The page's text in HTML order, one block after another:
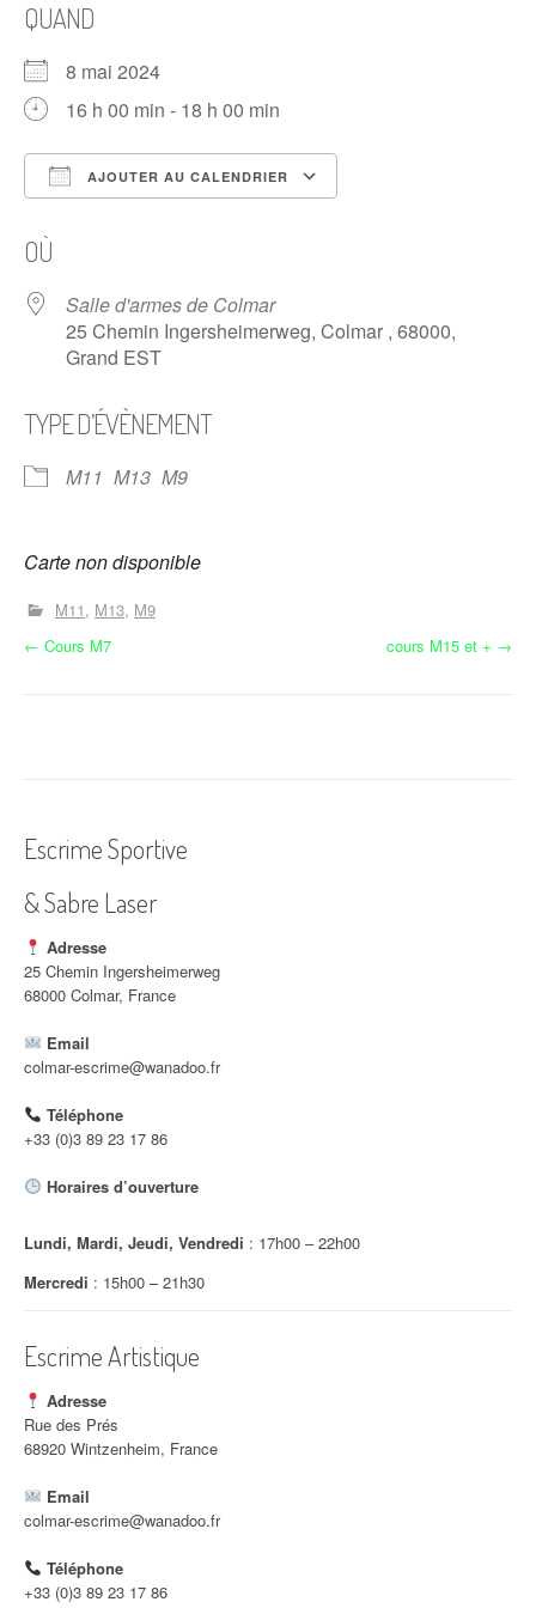
QUAND
8 mai 2024
16 h 00 min - 18 h 00 min
AJOUTER AU CALENDRIER
OÙ
Salle d'armes de Colmar
25 Chemin Ingersheimerweg, Colmar , 68000,
Grand EST
TYPE D’ÉVÈNEMENT
M11 M13 M9
Carte non disponible
M11 M13 M9
N
g
a
t
i
o
n
d
'
a
t
i
c
l
e
← Cours M7 cours M15 et + →
Escrime Sportive
& Sabre Laser
Adresse
25 Chemin Ingersheimerweg
68000 Colmar, France
Email
colmar-escrime@wanadoo.fr
Téléphone
+33 (0)3 89 23 17 86
Horaires d’ouverture
Lundi, Mardi, Jeudi, Vendredi : 17h00 – 22h00
Mercredi : 15h00 – 21h30
Escrime Artistique
Adresse
Rue des Prés
68920 Wintzenheim, France
Email
colmar-escrime@wanadoo.fr
Téléphone
+33 (0)3 89 23 17 86